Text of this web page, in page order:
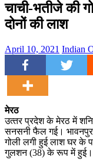
चाची-भतीजे की
दोनों की लाश
April 10, 2021 Indian
मेरठ
उत्‍तर प्रदेश के मेरठ में
सनसनी फैल गई। भावनपुर
गोली लगी हुई लाश घर के
गुलशन (38) के रूप में हुई।